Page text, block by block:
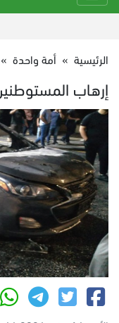
الرئيسية » أمة واحدة »
إرهاب